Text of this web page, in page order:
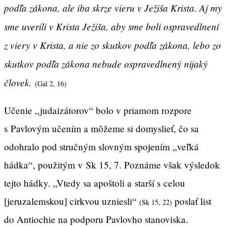
podľa zákona, ale iba skrze vieru v Ježiša Krista. Aj my
sme uverili v Krista Ježiša, aby sme boli ospravedlnení
z viery v Krista, a nie zo skutkov podľa zákona, lebo zo
skutkov podľa zákona nebude ospravedlnený nijaký
človek. (Gal 2, 16)
Učenie „judaizátorov“ bolo v priamom rozpore
s Pavlovým učením a môžeme si domyslieť, čo sa
odohralo pod stručným slovným spojením „veľká
hádka“, použitým v Sk 15, 7. Poznáme však výsledok
tejto hádky. „Vtedy sa apoštoli a starší s celou
[jeruzalemskou] cirkvou uzniesli“ (Sk 15, 22) poslať list
do Antiochie na podporu Pavlovho stanoviska.